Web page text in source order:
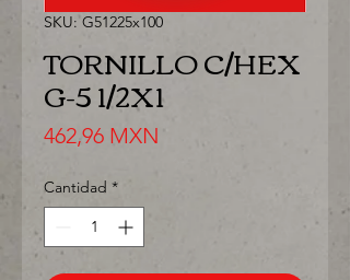
SKU: G51225x100
TORNILLO C/HEX
G-5 1/2X1
462,96 MXN
Cantidad *